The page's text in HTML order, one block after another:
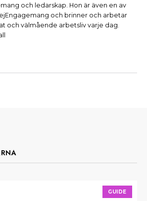
och ledarskap. Hon är även en av
och brinner och arbetar
och välmående arbetsliv varje dag.
GUIDE